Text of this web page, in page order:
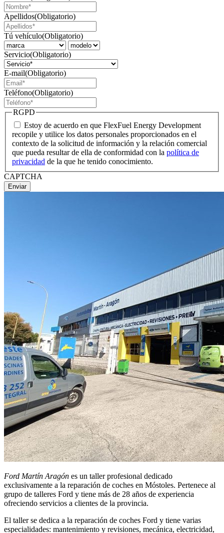
Apellidos(Obligatorio)
Tú vehículo(Obligatorio)
Servicio(Obligatorio)
E-mail(Obligatorio)
Teléfono(Obligatorio)
RGPD
Estoy de acuerdo en que FlexFuel Energy Development
recopile y utilice los datos personales proporcionados en el
contexto de la solicitud de información y la relación comercial
que pueda resultar de ella de conformidad con la política de
privacidad de la que he tenido conocimiento.
CAPTCHA
Ford Martín Aragón es un taller profesional dedicado
exclusivamente a la reparación de coches en Móstoles. Pertenece al
grupo de talleres Ford y tiene más de 28 años de experiencia
ofreciendo servicios a clientes de la provincia.
El taller se dedica a la reparación de coches Ford y tiene varias
especialidades: mantenimiento y revisiones, mecánica, electricidad,